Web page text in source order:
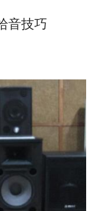
音技巧